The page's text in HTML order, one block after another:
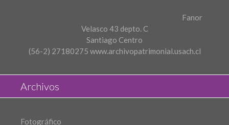
Fanor
Velasco 43 depto. C
Santiago Centro
(56-2) 27180275 www.archivopatrimonial.usach.cl
Archivos
Fotográfico